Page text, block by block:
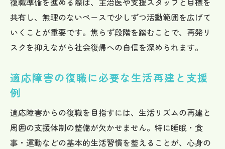
共有し、無理のないペースで少しずつ活動範囲を広げて
いくことが重要です。焦らず段階を踏むことで、再発リ
スクを抑えながら社会復帰への自信を深められます。
適応障害の復職に必要な生活再建と支援
例
適応障害からの復職を目指すには、生活リズムの再建と
周囲の支援体制の整備が欠かせません。特に睡眠・食
事・運動などの基本的生活習慣を整えることが、心身の